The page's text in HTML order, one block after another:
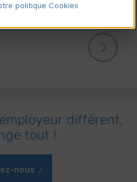
différent,
tout !
nous
politique Cookies